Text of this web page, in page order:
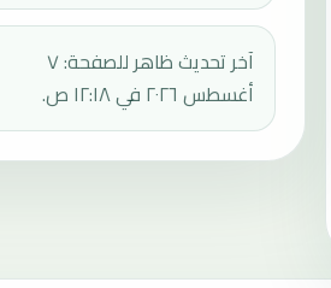
آخر تحديث ظاهر للصفحة: ٧
أغسطس ٢٠٢٦ في ١٢:١٨ ص.